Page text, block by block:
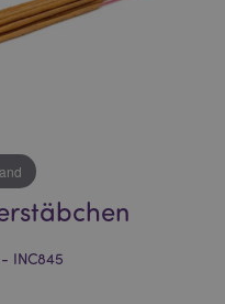
INC845